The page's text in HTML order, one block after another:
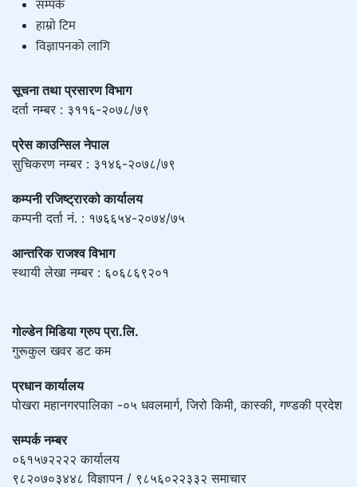
सम्पर्क
हाम्राे टिम
विज्ञापनको लागि
सूचना तथा प्रसारण विभाग
दर्ता नम्बर : ३११६-२०७८/७९
प्रेस काउन्सिल नेपाल
सुचिकरण नम्बर : ३१४६-२०७८/७९
कम्पनी रजिष्ट्रारको कार्यालय
कम्पनी दर्ता नं. : १७६६५४-२०७४/७५
आन्तरिक राजश्व विभाग
स्थायी लेखा नम्बर : ६०६८६९२०१
गोल्डेन मिडिया ग्रुप प्रा.लि.
गुरूकुल खवर डट कम
प्रधान कार्यालय
पोखरा महानगरपालिका -०५ धवलमार्ग, जिरो किमी, कास्की, गण्डकी प्रदेश
सम्पर्क नम्बर
०६१५७२२२२ कार्यालय
९८२०७०३४४८ विज्ञापन / ९८५६०२२३३२ समाचार